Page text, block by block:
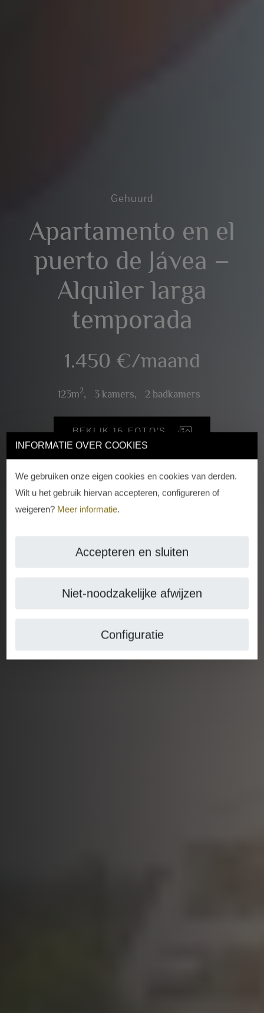
INFORMATIE OVER COOKIES
We gebruiken onze eigen cookies en cookies van derden.
Wilt u het gebruik hiervan accepteren, configureren of
weigeren? Meer informatie.
Accepteren en sluiten
Niet-noodzakelijke afwijzen
Configuratie
Gehuurd
Apartamento en el
puerto de Jávea –
Alquiler larga
temporada
1.450 €/maand
123m2, 3 kamers, 2 badkamers
BEKIJK 16 FOTO'S